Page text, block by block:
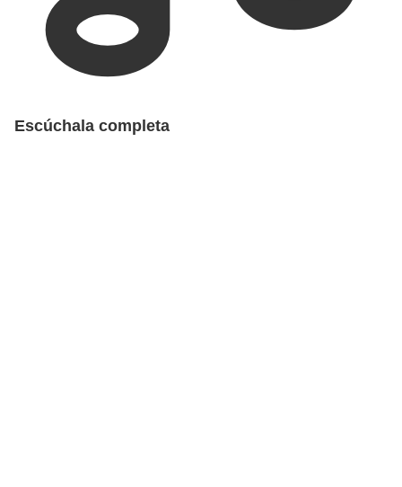
Escúchala completa